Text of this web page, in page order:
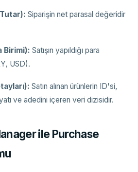
Siparişin net parasal değeridir
Birimi): Satışın yapıldığı para
USD).
Satın alınan ürünlerin ID'si,
ve adedini içeren veri dizisidir.
ile Purchase